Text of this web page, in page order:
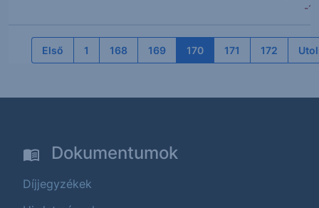
-
Első 1 168 169 170 171 172
Dokumentumok
Díjjegyzékek